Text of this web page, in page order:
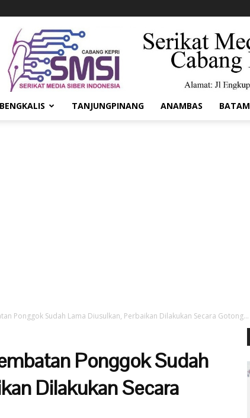
BENGKALIS TANJUNGPINANG ANAMBAS BATAM
Ponggok Sudah Lama Diusulkan, Perbaikan Dilakukan Secara Gotong...
Ponggok Sudah
Dilakukan Secara